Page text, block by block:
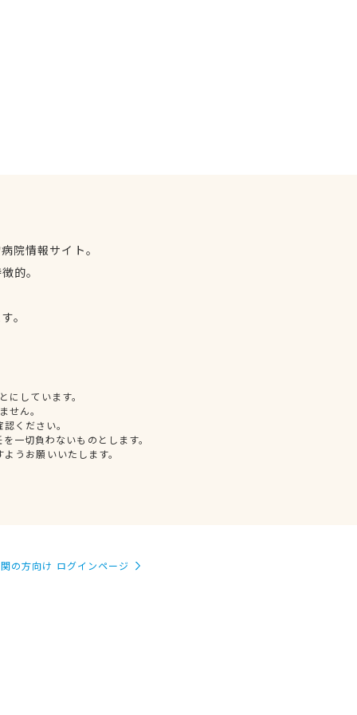
院情報サイト。
的。
。
しています。
せん。
ください。
一切負わないものとします。
うお願いいたします。
の方向け ログインページ